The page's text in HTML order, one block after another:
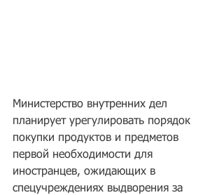
Министерство внутренних дел
планирует урегулировать порядок
покупки продуктов и предметов
первой необходимости для
иностранцев, ожидающих в
спецучреждениях выдворения за